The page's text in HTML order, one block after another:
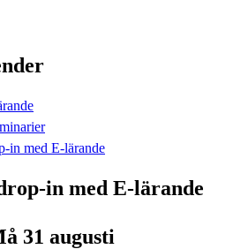
in med E-lärande
in med E-lärande
31 augusti